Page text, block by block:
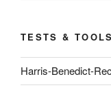
TESTS &
Harris-Benedict-